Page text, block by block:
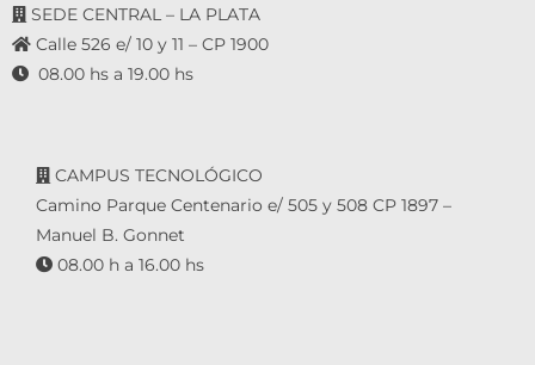
SEDE CENTRAL – LA PLATA
Calle 526 e/ 10 y 11 – CP 1900
08.00 hs a 19.00 hs
CAMPUS TECNOLÓGICO
Camino Parque Centenario e/ 505 y 508 CP 1897 –
Manuel B. Gonnet
08.00 h a 16.00 hs